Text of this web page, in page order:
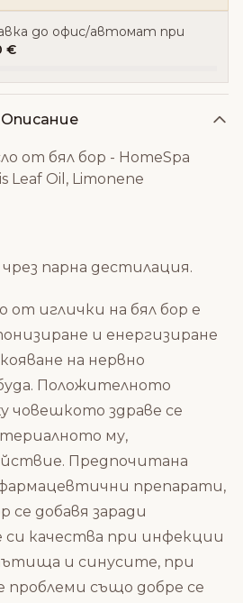
до офис/автомат при
€
Описание
от бял бор - HomeSpa
Leaf Oil, Limonene
парна дестилация.
иглички на бял бор е
и енергизиране
на нервно
Положителното
човешкото здраве се
му,
Предпочитана
препарати,
се добавя заради
качества при инфекции
и синусите, при
също добре се